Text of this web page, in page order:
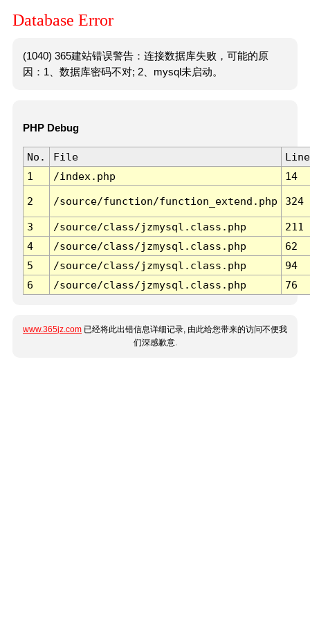
Database Error
(1040) 365建站错误警告：连接数据库失败，可能的原
因：1、数据库密码不对; 2、mysql未启动。
PHP Debug
No. File
Line
1
/index.php 14
2 /source/function/function_extend.php 324
3 /source/class/jzmysql.class.php
211
4
/source/class/jzmysql.class.php
62
5
/source/class/jzmysql.class.php
94
6
/source/class/jzmysql.class.php 76
www.365jz.com 已经将此出错信息详细记录, 由此给您带来的访问不便我
们深感歉意.